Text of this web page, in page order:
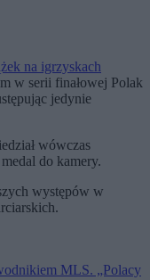
na igrzyskach
w serii finałowej Polak
jedynie
wówczas
do kamery.
występów w
MLS. „Polacy